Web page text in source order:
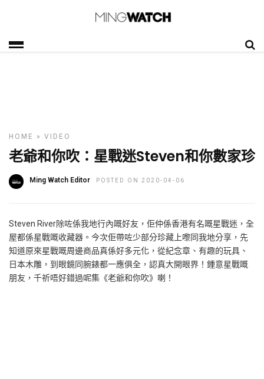
HOME » VIDEO
老爺和你吹：星戰迷Steven和你數家珍
Ming Watch Editor POSTED ON 2020-04-06
Steven River除咗係我地行內嘅好友，佢仲係香港有名嘅星戰迷，全
屋都係星戰嘅收藏器。今次佢帶咗少部分珍藏上嚟同我地分享，先
知道原來星戰嘅周邊商品真係好多元化，從紀念章、有趣的玩具、
日本木雕，到眼鏡同腕錶都一應俱全，認真大開眼界！鍾意星戰嘅
朋友，千祈唔好錯過呢集《老爺和你吹》喇！